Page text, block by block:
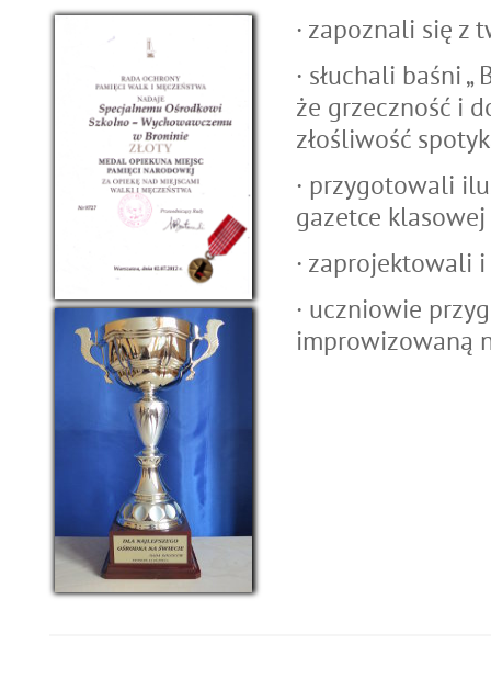
· zapoznali się z
· słuchali baśni
że grzeczność i
złośliwość
· przygotowali
gazetce klasowej
· zaprojektowali
· uczniowie
improwizowaną